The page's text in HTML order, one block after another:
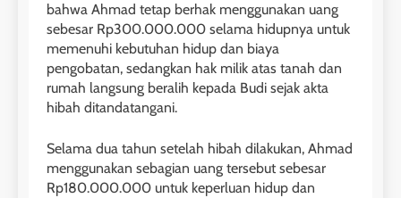
bahwa Ahmad tetap berhak menggunakan uang
sebesar Rp300.000.000 selama hidupnya untuk
memenuhi kebutuhan hidup dan biaya
pengobatan, sedangkan hak milik atas tanah dan
rumah langsung beralih kepada Budi sejak akta
hibah ditandatangani.
Selama dua tahun setelah hibah dilakukan, Ahmad
menggunakan sebagian uang tersebut sebesar
Rp180.000.000 untuk keperluan hidup dan